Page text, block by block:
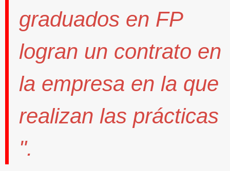
graduados en FP
logran un contrato en
la empresa en la que
realizan las prácticas
".